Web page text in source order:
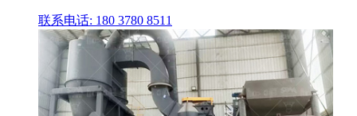
联系电话: 180 3780 8511